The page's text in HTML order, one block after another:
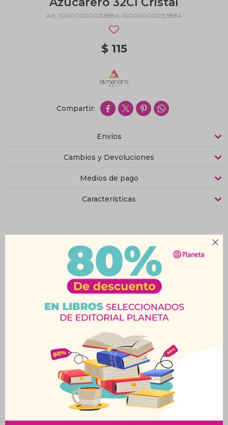

100000000133884-100000000133884
$ 115
   
Envíos
Cambios y Devoluciones
Medios de pago
Características
Productos que te pueden interesar
Palillos x10 Asian 21 Cm
Recipiente Para Café
280 Ml.